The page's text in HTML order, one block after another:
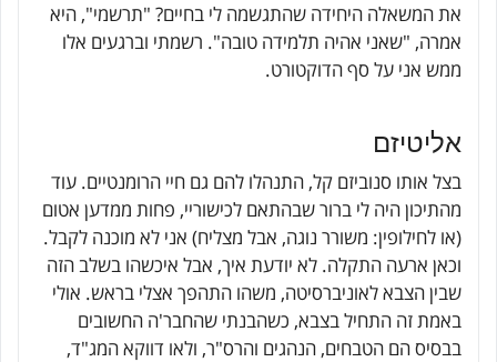
את המשאלה היחידה שהתגשמה לי בחיים? "תרשמי", היא
אמרה, "שאני אהיה תלמידה טובה". רשמתי וברגעים אלו
ממש אני על סף הדוקטורט.
אליטיזם
בצל אותו סנוביזם קל, התנהלו להם גם חיי הרומנטיים. עוד
מהתיכון היה לי ברור שבהתאם לכישוריי, פחות ממדען אטום
(או לחילופין: משורר נוגה, אבל מצליח) אני לא מוכנה לקבל.
וכאן ארעה התקלה. לא יודעת איך, אבל איכשהו בשלב הזה
שבין הצבא לאוניברסיטה, משהו התהפך אצלי בראש. אולי
באמת זה התחיל בצבא, כשהבנתי שהחבר'ה החשובים
בבסיס הם הטבחים, הנהגים והרס"ר, ולאו דווקא המג"ד,